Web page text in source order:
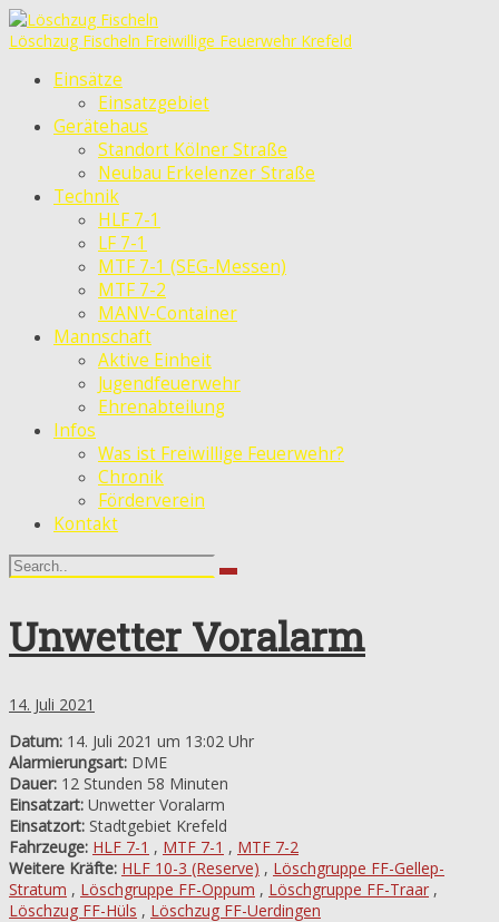
Löschzug Fischeln Freiwillige Feuerwehr Krefeld
Einsätze
Einsatzgebiet
Gerätehaus
Standort Kölner Straße
Neubau Erkelenzer Straße
Technik
HLF 7-1
LF 7-1
MTF 7-1 (SEG-Messen)
MTF 7-2
MANV-Container
Mannschaft
Aktive Einheit
Jugendfeuerwehr
Ehrenabteilung
Infos
Was ist Freiwillige Feuerwehr?
Chronik
Förderverein
Kontakt
Unwetter Voralarm
14. Juli 2021
Datum: 14. Juli 2021 um 13:02 Uhr
Alarmierungsart: DME
Dauer: 12 Stunden 58 Minuten
Einsatzart: Unwetter Voralarm
Einsatzort: Stadtgebiet Krefeld
Fahrzeuge: HLF 7-1 , MTF 7-1 , MTF 7-2
Weitere Kräfte: HLF 10-3 (Reserve) , Löschgruppe FF-Gellep-
Stratum , Löschgruppe FF-Oppum , Löschgruppe FF-Traar ,
Löschzug FF-Hüls , Löschzug FF-Uerdingen